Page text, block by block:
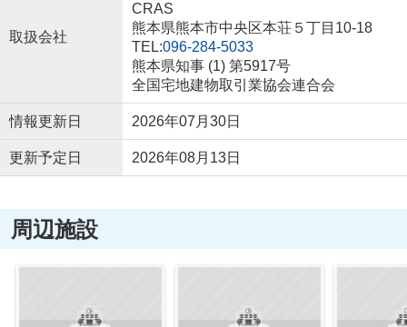
取扱会社
CRAS
熊本県熊本市中央区本荘５丁目10-18
TEL:096-284-5033
熊本県知事 (1) 第5917号
全国宅地建物取引業協会連合会
情報更新日 2026年07月30日
更新予定日 2026年08月13日
周辺施設